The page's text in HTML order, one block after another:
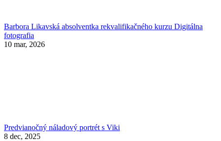
Barbora Likavská absolventka rekvalifikačného kurzu Digitálna
fotografia
10 mar, 2026
Predvianočný náladový portrét s Viki
8 dec, 2025